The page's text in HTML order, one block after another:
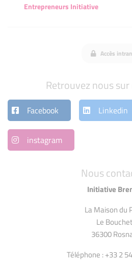
Nous
Initiative
La Maison du
Le Bouchet
36300
Téléphone : +33 2
Entrepreneurs Initiative
Accès
Retrouvez nous
Facebook Linkedin
instagram